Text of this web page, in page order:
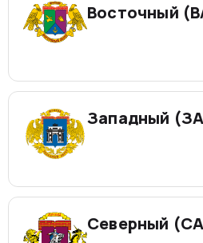
Восточный
Западный
Северный